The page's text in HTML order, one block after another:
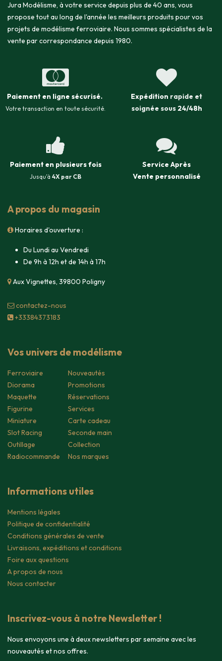
Jura Modélisme, à votre service depuis plus de 40 ans, vous
propose tout au long de l'année les meilleurs produits pour vos
projets de modélisme ferroviaire. Nous sommes spécialistes de la
vente par correspondance depuis 1980.
Paiement en ligne sécurisé.
Votre transaction en toute sécurité.
Expédition rapide et
soignée sous 24/48h
Paiement en plusieurs fois
Jusqu'à 4X par CB
Service Après
Vente personnalisé
A propos du magasin
Horaires d'ouverture :
Du Lundi au Vendredi
De 9h à 12h et de 14h à 17h
Aux Vignettes, 39800 Poligny
contacte​z-nous
+33384373183
Vos univers de modélisme
Ferroviaire
Diorama
Maquette
Figurine
Miniature
Slot Racing
Outillage
Radiocommande
Nouveautés
Promotions
Réservations
Services
Carte cadeau
Seconde main
Collection
Nos marques
Informations utiles
Mentions légales
Politique de confidentialité
Conditions générales de vente
Livraisons, expéditions et conditions
Foire aux questions
A propos de nous
Nous contacter
Inscrivez-vous à notre Newsletter !
Nous envoyons une à deux newsletters par semaine avec les
nouveautés et nos offres.